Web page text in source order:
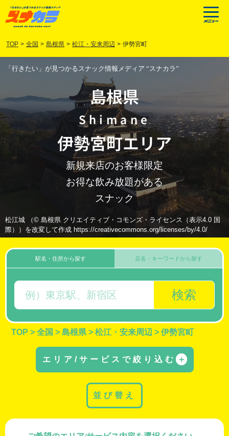
TOP > 全国 > 島根県 > 松江・安来周辺 > 伊勢宮町
「行きたい」が見つかるスナック情報メディア “スナカラ”
島根県
Shimane
伊勢宮町エリア
新規来店のお客様限定
お得な飲み放題がある
スナック
松江城 （© 島根県 クリエイティブ・コモンズ・ライセンス（表示4.0 国
際））を改変して作成 https://creativecommons.org/licenses/by/4.0/
駅名・住所から探す
検索
店名・キーワードから探す
TOP > 全国 > 島根県 > 松江・安来周辺 > 伊勢宮町
エリア/サービスで絞り込む ＋
並び替え